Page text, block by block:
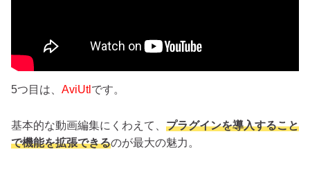
5つ目は、 AviUtl です。
基本的な動画編集にくわえて、 プラグインを導入すること
で機能を拡張できるのが最大の魅力。